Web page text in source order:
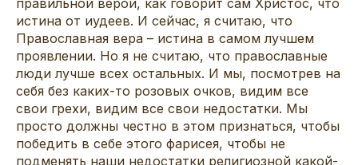
истина от иудеев. И сейчас, я считаю, что
Православная вера – истина в самом лучшем
проявлении. Но я не считаю, что православные
люди лучше всех остальных. И мы, посмотрев на
себя без каких-то розовых очков, видим все
свои грехи, видим все свои недостатки. Мы
просто должны честно в этом признаться, чтобы
победить в себе этого фарисея, чтобы не
подменять наши недостатки религиозной какой-